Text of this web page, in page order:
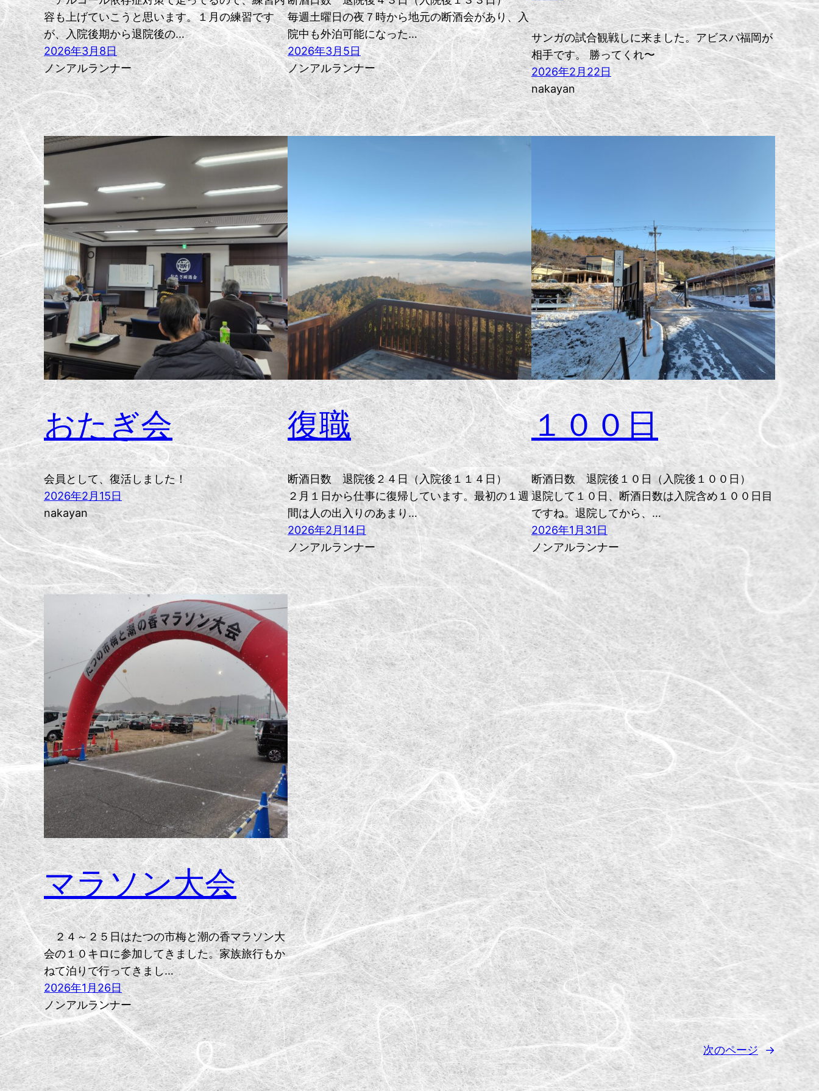
容も上げていこうと思います。１月の練習です
が、入院後期から退院後の…
2026年3月8日
ノンアルランナー
毎週土曜日の夜７時から地元の断酒会があり、入
院中も外泊可能になった…
2026年3月5日
ノンアルランナー
サンガの試合観戦しに来ました。アビスパ福岡が
相手です。 勝ってくれ〜
2026年2月22日
nakayan
おたぎ会
会員として、復活しました！
2026年2月15日
nakayan
復職
断酒日数 退院後２４日（入院後１１４日）
２月１日から仕事に復帰しています。最初の１週
間は人の出入りのあまり…
2026年2月14日
ノンアルランナー
１００日
断酒日数 退院後１０日（入院後１００日）
退院して１０日、断酒日数は入院含め１００日目
ですね。退院してから、…
2026年1月31日
ノンアルランナー
マラソン大会
２４～２５日はたつの市梅と潮の香マラソン大
会の１０キロに参加してきました。家族旅行もか
ねて泊りで行ってきまし…
2026年1月26日
ノンアルランナー
次のページ →